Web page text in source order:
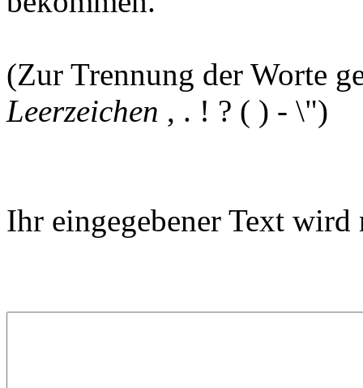
(Zur Trennung der Worte
Leerzeichen , . ! ? ( ) - \")
Ihr eingegebener Text